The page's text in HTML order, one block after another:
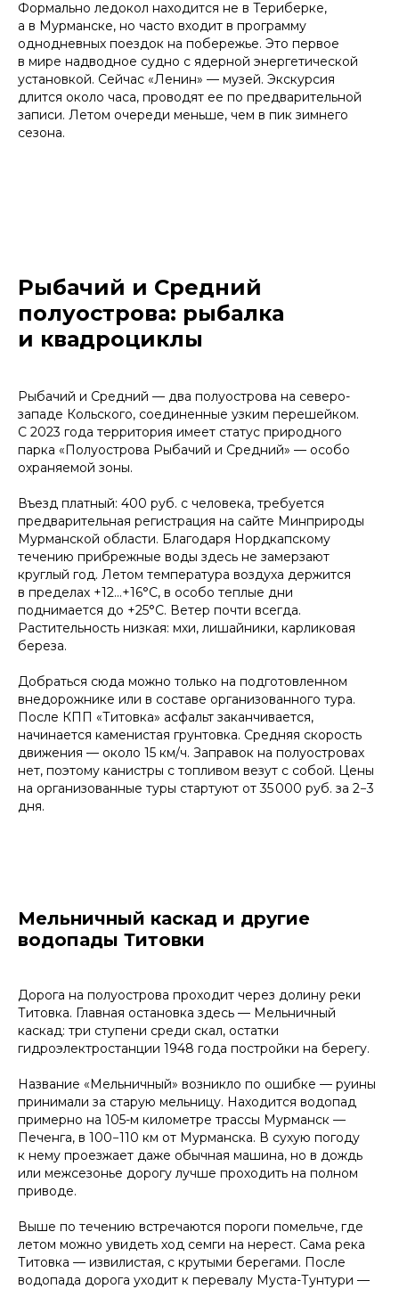
Формально ледокол находится не в Териберке,
а в Мурманске, но часто входит в программу
однодневных поездок на побережье. Это первое
в мире надводное судно с ядерной энергетической
установкой. Сейчас «Ленин» — музей. Экскурсия
длится около часа, проводят ее по предварительной
записи. Летом очереди меньше, чем в пик зимнего
сезона.
Рыбачий и Средний
полуострова: рыбалка
и квадроциклы
Рыбачий и Средний — два полуострова на северо-
западе Кольского, соединенные узким перешейком.
С 2023 года территория имеет статус природного
парка «Полуострова Рыбачий и Средний» — особо
охраняемой зоны.
Въезд платный: 400 руб. с человека, требуется
предварительная регистрация на сайте Минприроды
Мурманской области. Благодаря Нордкапскому
течению прибрежные воды здесь не замерзают
круглый год. Летом температура воздуха держится
в пределах +12…+16°C, в особо теплые дни
поднимается до +25°C. Ветер почти всегда.
Растительность низкая: мхи, лишайники, карликовая
береза.
Добраться сюда можно только на подготовленном
внедорожнике или в составе организованного тура.
После КПП «Титовка» асфальт заканчивается,
начинается каменистая грунтовка. Средняя скорость
движения — около 15 км/ч. Заправок на полуостровах
нет, поэтому канистры с топливом везут с собой. Цены
на организованные туры стартуют от 35 000 руб. за 2−3
дня.
Мельничный каскад и другие
водопады Титовки
Дорога на полуострова проходит через долину реки
Титовка. Главная остановка здесь — Мельничный
каскад: три ступени среди скал, остатки
гидроэлектростанции 1948 года постройки на берегу.
Название «Мельничный» возникло по ошибке — руины
принимали за старую мельницу. Находится водопад
примерно на 105-м километре трассы Мурманск —
Печенга, в 100−110 км от Мурманска. В сухую погоду
к нему проезжает даже обычная машина, но в дождь
или межсезонье дорогу лучше проходить на полном
приводе.
Выше по течению встречаются пороги помельче, где
летом можно увидеть ход семги на нерест. Сама река
Титовка — извилистая, с крутыми берегами. После
водопада дорога уходит к перевалу Муста-Тунтури —